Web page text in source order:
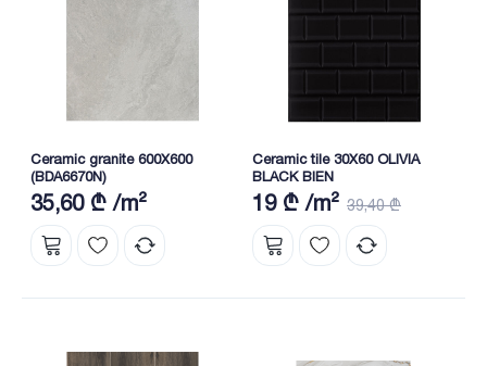
Ceramic granite 600X600
(BDA6670N)
35,60 ₾ /m²
Ceramic tile 30X60 OLIVIA
BLACK BIEN
19 ₾ /m² 39,40 ₾